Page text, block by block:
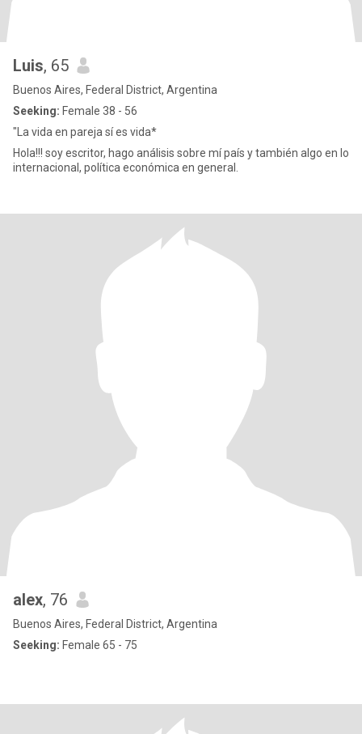
Luis, 65
Buenos Aires, Federal District, Argentina
Seeking: Female 38 - 56
"La vida en pareja sí es vida*
Hola!!! soy escritor, hago análisis sobre mí país y también algo en lo
internacional, política económica en general.
alex, 76
Buenos Aires, Federal District, Argentina
Seeking: Female 65 - 75